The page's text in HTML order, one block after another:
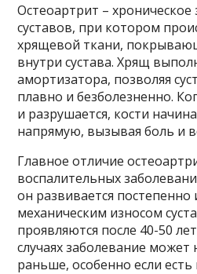
Остеоартрит – хроническое
суставов, при котором
хрящевой ткани,
внутри сустава. Хрящ
амортизатора, позволяя
плавно и безболезненно.
и разрушается, кости
напрямую, вызывая боль и
Главное отличие
воспалительных
он развивается постепенно
механическим износом
проявляются после 40-50
случаях заболевание может
раньше, особенно если